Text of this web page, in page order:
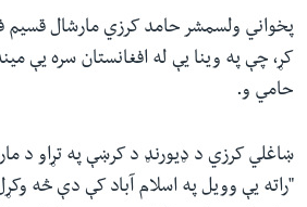
پخواني ولسمشر حامد کرزي مارشال قسیم
کړ، چې په وينا یې له افغانستان سره یې
حامي و.
ښاغلي کرزي د ډیورنډ د کرښې په تړاو د
‪"‬راته یې وویل په اسلام آباد کې دې څه